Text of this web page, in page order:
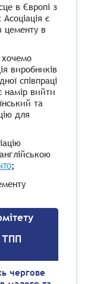
в Європі з
є
цементу в
виробників
співпраці
намір вийти
та
для
;
ТПП
чергове